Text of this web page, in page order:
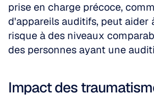
prise en charge précoce,
d'appareils auditifs, peut aider
risque à des niveaux
des personnes ayant une
Impact des